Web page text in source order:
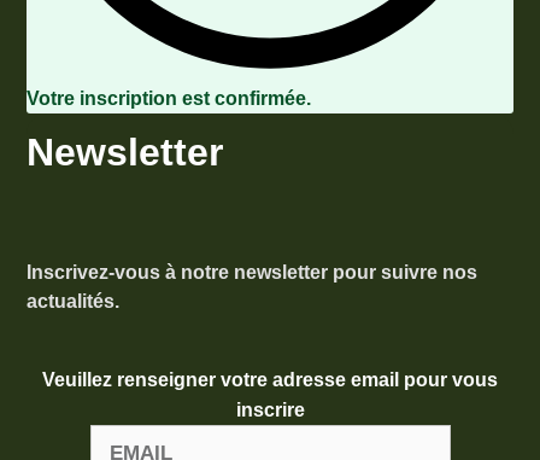
Votre inscription est confirmée.
Newsletter
Inscrivez-vous à notre newsletter pour suivre nos
actualités.
Veuillez renseigner votre adresse email pour vous
inscrire